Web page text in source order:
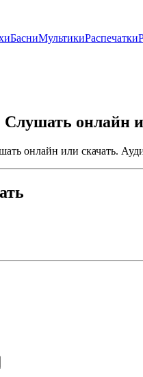
БасниМультикиРаспечатки
Слушать онлайн
онлайн или скачать.